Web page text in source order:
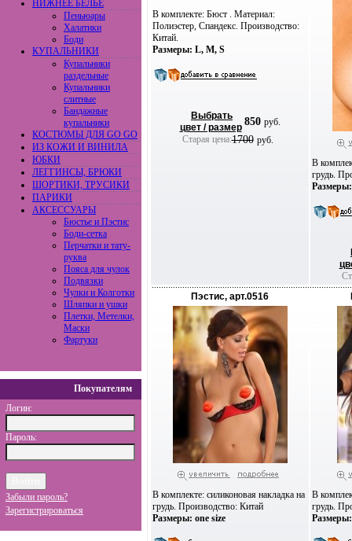
НИЖНЕЕ БЕЛЬЕ
Пеньюары
Халатики
Боди
КУПАЛЬНИКИ
Купальники
раздельные
Купальники
слитные
Бандажные
купальники
КОСТЮМЫ ДЛЯ GO GO
ИЗ КОЖИ И ВИНИЛА
ЮБКИ
ЛЕГГИНСЫ, БРЮКИ
ШОРТИКИ, ТРУСИКИ
ПАРИКИ
АКСЕССУАРЫ
Бюстье и Пэстис
Боди-сетка
Перчатки и тату-
руква
Пояса для чулок
Подвязки
Чулки и Колготки
Шляпки и ушки
Плетки, Метелки,
Маски
Фартуки
Покупателям
Логин:
Пароль:
Забыли пароль?
Зарегистрироваться
В комплекте: Бюст . Материал:
Полиэстер, Спандекс. Производство:
Китай.
Размеры: L, M, S
Выбрать
цвет / размер 850 руб.
Старая цена:1700 руб.
В
грудь.
Размеры:
Пэстис, арт.0516
В комплекте: силиконовая накладка на
грудь. Производство: Китай
Размеры: one size
В
грудь.
Размеры: